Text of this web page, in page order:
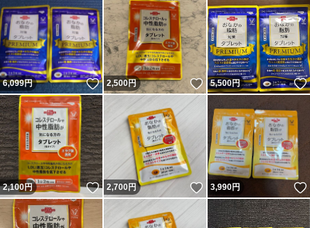
6,099円 いいね！
2,500円 いいね！
5,500円
2,100円 いいね！
2,700円 いいね！
3,990円